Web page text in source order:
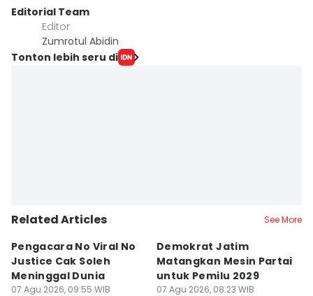
Editorial Team
Editor
Zumrotul Abidin
Tonton lebih seru di
Related Articles See More
Pengacara No Viral No
Justice Cak Soleh
Meninggal Dunia
07 Agu 2026, 09:55 WIB
Demokrat Jatim
Matangkan Mesin Partai
untuk Pemilu 2029
07 Agu 2026, 08:23 WIB